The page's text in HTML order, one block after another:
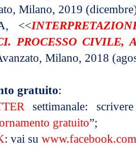
Milano, 2019
<<
PROCESSO CIVILE,
Milano, 2018
gratuito:
settimanale:
gratuito”;
: vai su